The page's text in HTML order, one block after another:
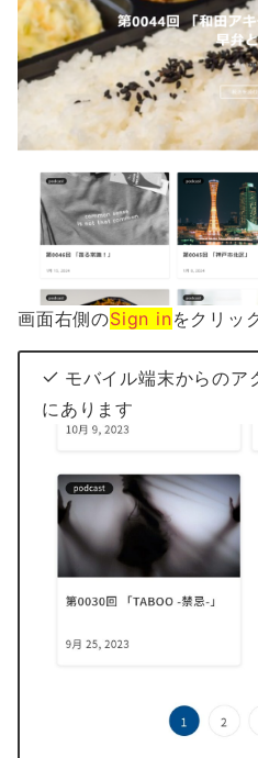
画面右側のSign inをクリッ
モバイル端末からのア
にあります